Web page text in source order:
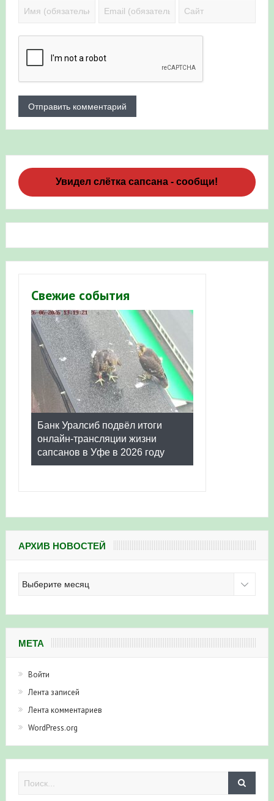
Увидел слётка сапсана - сообщи!
Свежие события
Банк Уралсиб подвёл итоги
онлайн-трансляции жизни
сапсанов в Уфе в 2026 году
АРХИВ НОВОСТЕЙ
новостей
МЕТА
Войти
Лента записей
Лента комментариев
WordPress.org